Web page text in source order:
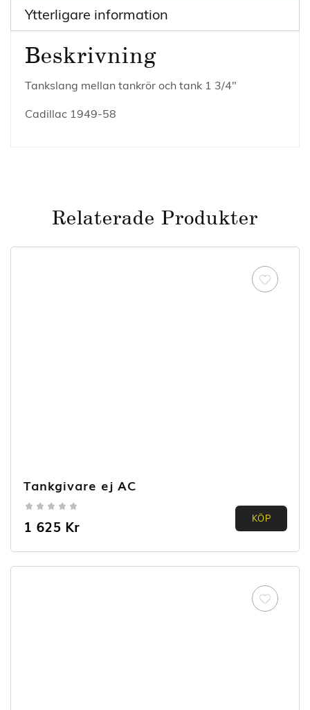
Ytterligare information
Beskrivning
Tankslang mellan tankrör och tank 1 3/4″
Cadillac 1949-58
Relaterade Produkter
Tankgivare ej AC
0.00
5
1 625 Kr KÖP